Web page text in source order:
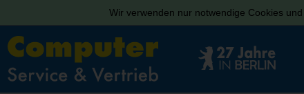
Wir verwenden nur notwendige Cookies